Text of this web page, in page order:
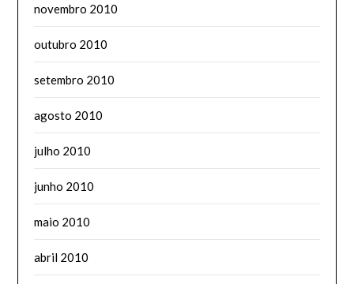
novembro 2010
outubro 2010
setembro 2010
agosto 2010
julho 2010
junho 2010
maio 2010
abril 2010